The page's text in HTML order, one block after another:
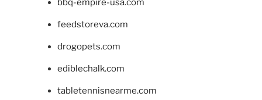
bbq-empire-usa.com
feedstoreva.com
drogopets.com
ediblechalk.com
tabletennisnearme.com